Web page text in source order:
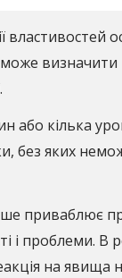
або кілька
без яких
приваблює
і проблеми. В
на явища